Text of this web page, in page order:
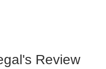
Review